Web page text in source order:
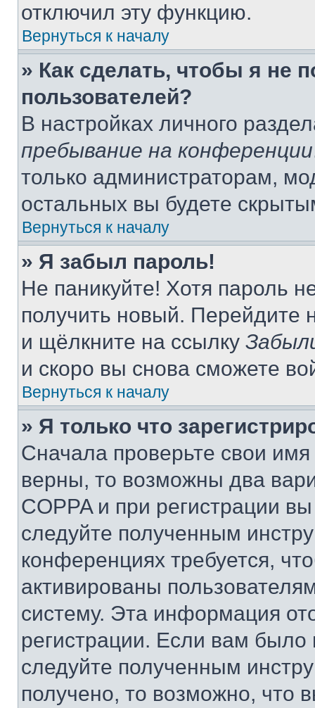
отключил эту функцию.
Вернуться к началу
» Как сделать, чтобы я не
пользователей?
В настройках личного
пребывание на конференции
только администраторам,
остальных вы будете
Вернуться к началу
» Я забыл пароль!
Не паникуйте! Хотя пароль
получить новый. Перейдите
и щёлкните на ссылку
и скоро вы снова сможете
Вернуться к началу
» Я только что
Сначала проверьте свои
верны, то возможны два
COPPA и при регистрации
следуйте полученным
конференциях требуется,
активированы
систему. Эта информация
регистрации. Если вам
следуйте полученным
получено, то возможно, что